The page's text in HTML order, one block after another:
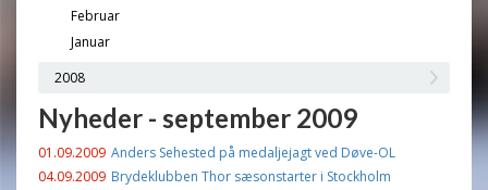
Februar
Januar
2008
Nyheder - september 2009
01.09.2009 Anders Sehested på medaljejagt ved Døve-OL
04.09.2009 Brydeklubben Thor sæsonstarter i Stockholm